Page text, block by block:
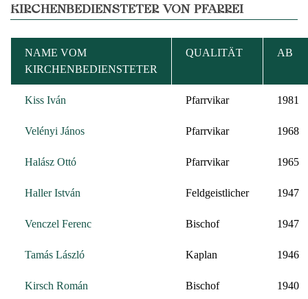
KIRCHENBEDIENSTETER VON PFARREI
NAME VOM
KIRCHENBEDIENSTETER
QUALITÄT AB
Kiss Iván Pfarrvikar 1981
Velényi János Pfarrvikar 1968
Halász Ottó Pfarrvikar 1965
Haller István Feldgeistlicher 1947
Venczel Ferenc Bischof 1947
Tamás László Kaplan 1946
Kirsch Román Bischof 1940